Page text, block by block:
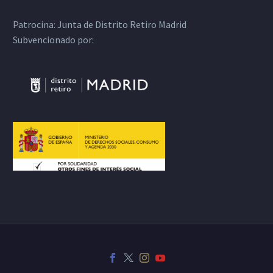
Patrocina: Junta de Distrito Retiro Madrid
Subvencionado por: